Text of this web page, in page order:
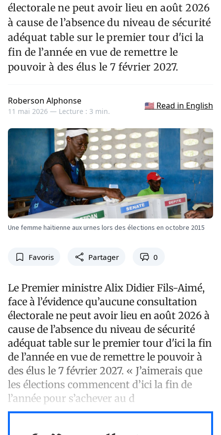
électorale ne peut avoir lieu en août 2026
à cause de l’absence du niveau de sécurité
adéquat table sur le premier tour d'ici la
fin de l’année en vue de remettre le
pouvoir à des élus le 7 février 2027.
Roberson Alphonse
11 mai 2026 — Lecture : 3 min.
🇺🇸 Read in English
Une femme haïtienne aux urnes lors des élections en octobre 2015
Favoris Partager 0
Le Premier ministre Alix Didier Fils-Aimé,
face à l’évidence qu’aucune consultation
électorale ne peut avoir lieu en août 2026 à
cause de l’absence du niveau de sécurité
adéquat table sur le premier tour d'ici la fin
de l’année en vue de remettre le pouvoir à
des élus le 7 février 2027. « J’aimerais que
les élections commencent d’ici la fin de
l’année pour s’achever au d